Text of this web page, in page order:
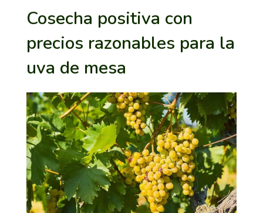
Cosecha positiva con
precios razonables para la
uva de mesa